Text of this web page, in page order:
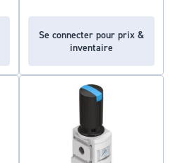
Se connecter pour prix &
inventaire